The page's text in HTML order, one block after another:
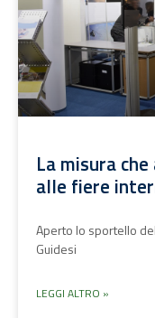
La misura
alle fiere
Aperto lo sportello
Guidesi
LEGGI ALTRO »